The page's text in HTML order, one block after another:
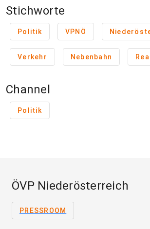
Stichworte
Politik VPNÖ
Verkehr Nebenbahn
Channel
Politik
ÖVP Niederösterreich
PRESSROOM